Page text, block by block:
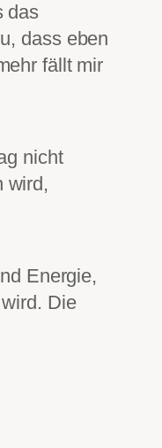
das
dass eben
fällt mir
nicht
wird,
Energie,
Die